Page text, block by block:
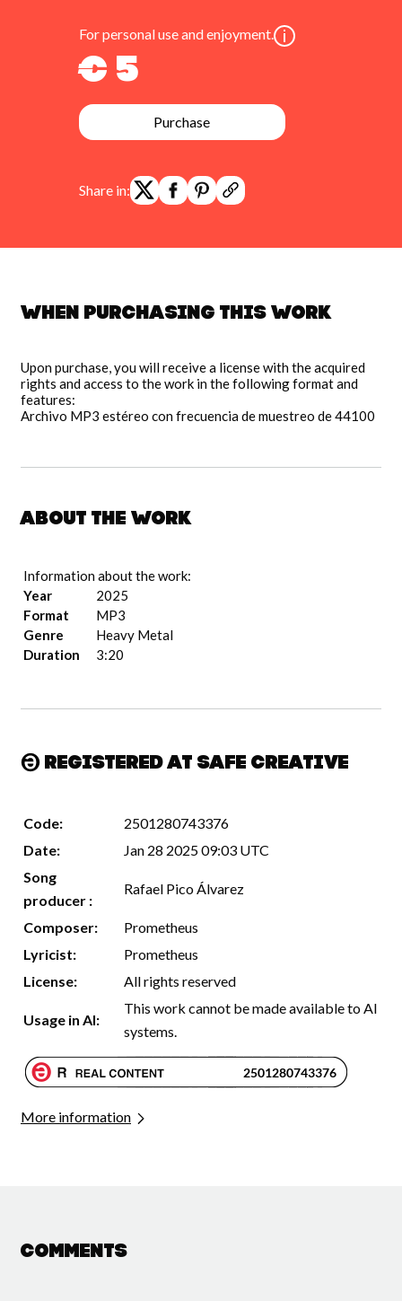
For personal use and enjoyment.
€ 5
Purchase
Share in:
When purchasing this work
Upon purchase, you will receive a license with the acquired
rights and access to the work in the following format and
features:
Archivo MP3 estéreo con frecuencia de muestreo de 44100
About the work
Information about the work:
Year
2025
Format
MP3
Genre
Heavy Metal
Duration
3:20
Registered at Safe Creative
Code:
2501280743376
Date:
Jan 28 2025 09:03 UTC
Song
producer :
Rafael Pico Álvarez
Composer:
Prometheus
Lyricist:
Prometheus
License:
All rights reserved
Usage in AI:
This work cannot be made available to AI
systems.
More information
Comments